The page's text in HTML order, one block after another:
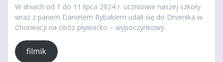
W dniach od 1 do 11 lipca 2024 r. uczniowie naszej szkoły
wraz z panem Danielem Rybakiem udali się do Drvenika w
Chorwacji na obóz pływacko – wypoczynkowy.
filmik